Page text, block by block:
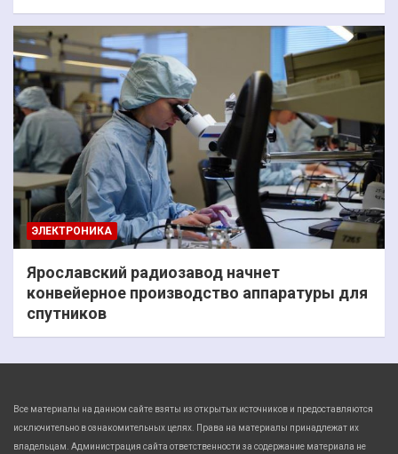
ЭЛЕКТРОНИКА
Ярославский радиозавод начнет
конвейерное производство аппаратуры для
спутников
Все материалы на данном сайте взяты из открытых источников и предоставляются
исключительно в ознакомительных целях. Права на материалы принадлежат их
владельцам. Администрация сайта ответственности за содержание материала не